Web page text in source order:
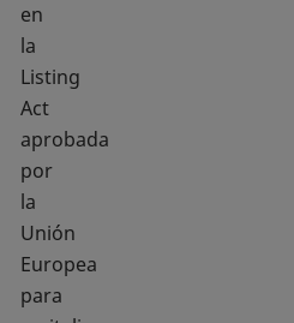
en
la
Listing
Act
aprobada
por
la
Unión
Europea
para